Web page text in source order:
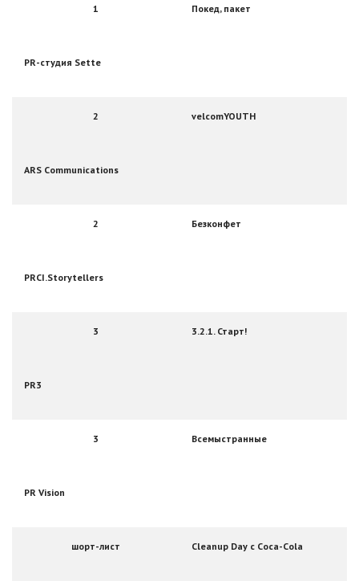
1 Покед, пакет
PR-студия Sette
2 velcomYOUTH
ARS Communications
2 Безконфет
PRCI.Storytellers
3 3.2.1. Старт!
PR3
3 Всемыстранные
PR Vision
шорт-лист Cleanup Day с Coca-Cola